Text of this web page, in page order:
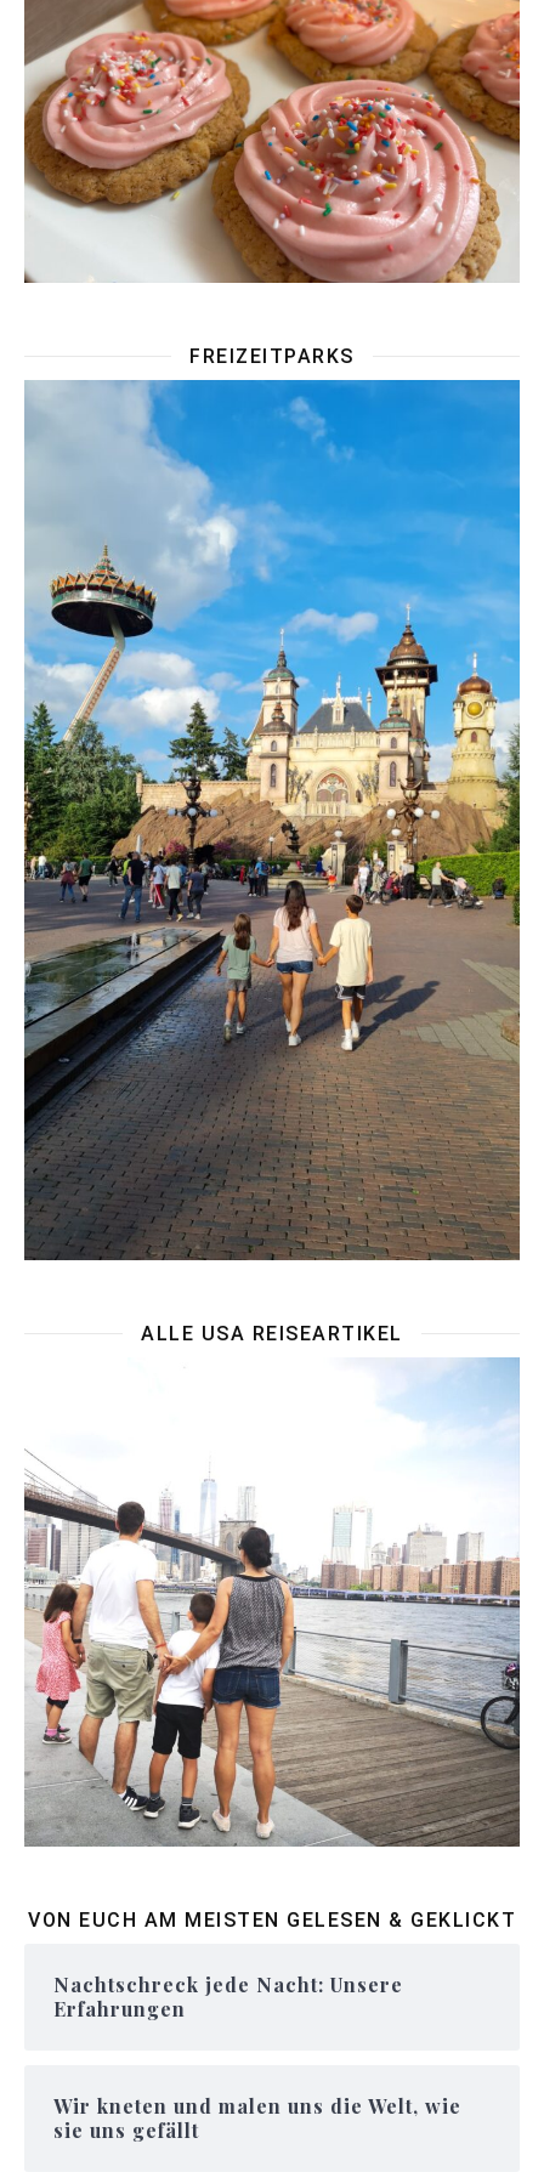
FREIZEITPARKS
ALLE USA REISEARTIKEL
VON EUCH AM MEISTEN GELESEN & GEKLICKT
Nachtschreck jede Nacht: Unsere
Erfahrungen
Wir kneten und malen uns die Welt, wie
sie uns gefällt